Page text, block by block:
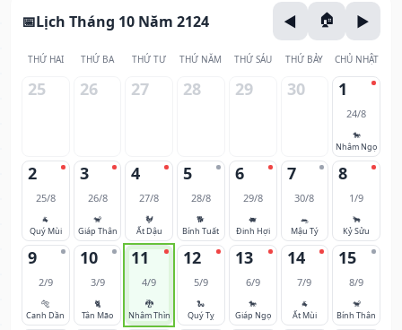
Lịch Tháng 10 Năm 2124
THỨ HAI THỨ BA THỨ TƯ THỨ NĂM THỨ SÁU THỨ BẢY CHỦ NHẬT
25 26 27 28 29 30 1
24/8
🐎
Nhâm Ngọ
2
25/8
🐐
Quý Mùi
3
26/8
🐒
Giáp Thân
4
27/8
🐓
Ất Dậu
5
28/8
🐕
Bính Tuất
6
29/8
🐖
Đinh Hợi
7
30/8
🐀
Mậu Tý
8
1/9
🐂
Kỷ Sửu
9
2/9
🐅
Canh Dần
10
3/9
🐈
Tân Mão
11
4/9
🐉
Nhâm Thìn
12
5/9
🐍
Quý Tỵ
13
6/9
🐎
Giáp Ngọ
14
7/9
🐐
Ất Mùi
15
8/9
🐒
Bính Thân